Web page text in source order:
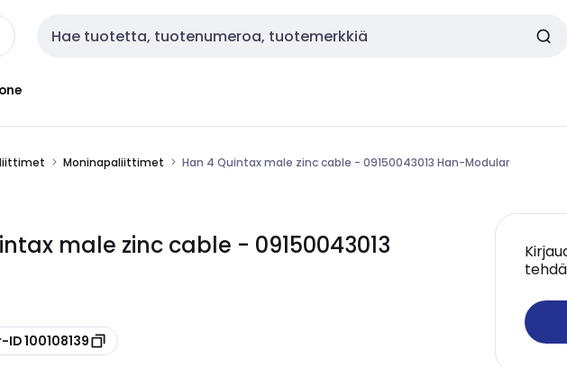
Haku
Moninapaliittimet Han 4 Quintax male zinc cable - 09150043013 Han-Modular
male zinc cable - 09150043013
100108139